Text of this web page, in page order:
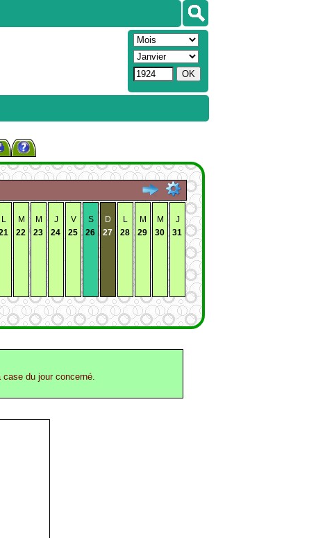
L
M
22
M
23
J
24
V
25
S
26
D
27
L
28
M
29
M
30
J
31
du jour concerné.